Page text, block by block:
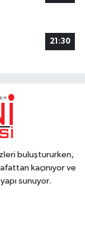
21:30
buluştururken,
kaçınıyor ve
sunuyor.